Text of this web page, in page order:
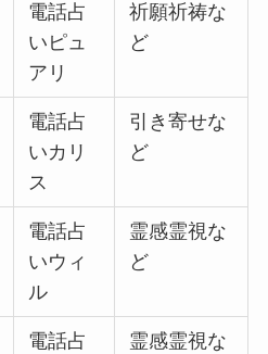
電話占
いピュ
アリ
祈願祈祷な
ど
電話占
いカリ
ス
引き寄せな
ど
電話占
いウィ
ル
霊感霊視な
ど
電話占
霊感霊視な